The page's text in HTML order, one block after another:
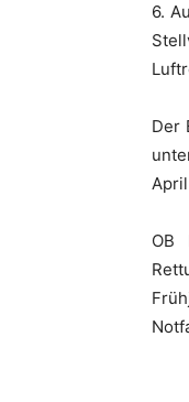
6.
Der
OB